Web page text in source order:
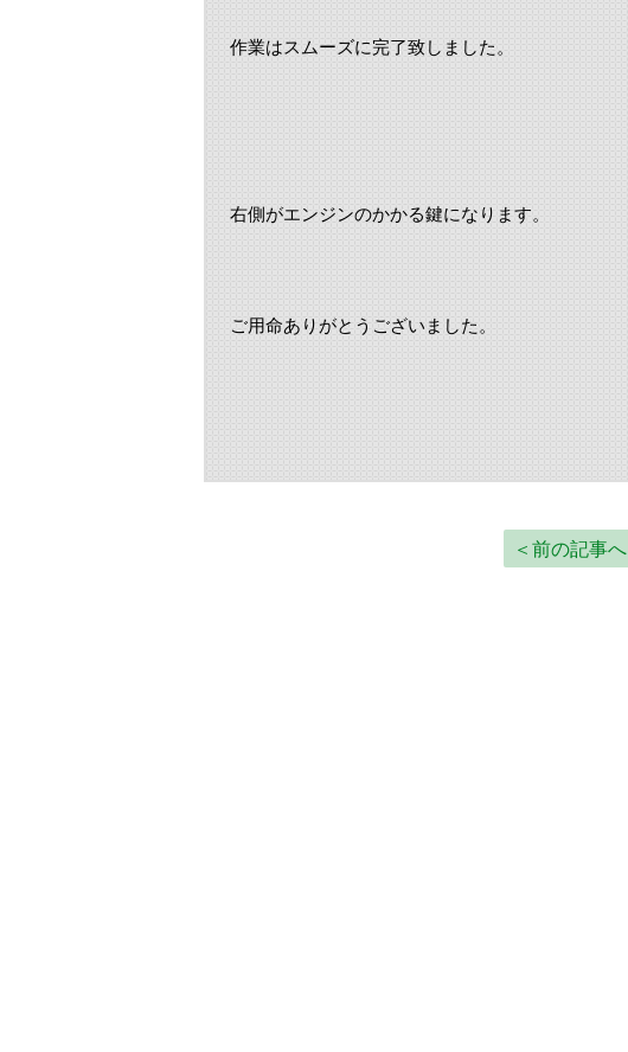
作業はスムーズに完了致しました。
右側がエンジンのかかる鍵になります。
ご用命ありがとうございました。
＜前の記事へ